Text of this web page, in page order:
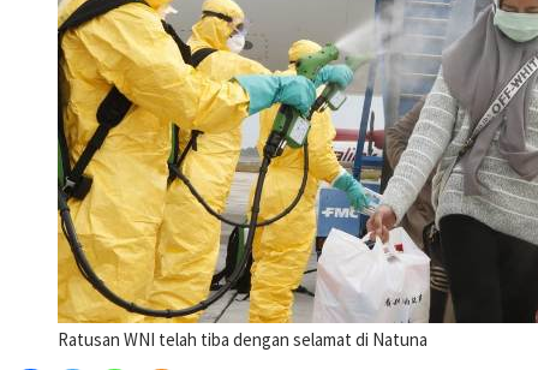
Ratusan WNI telah tiba dengan selamat di Natuna